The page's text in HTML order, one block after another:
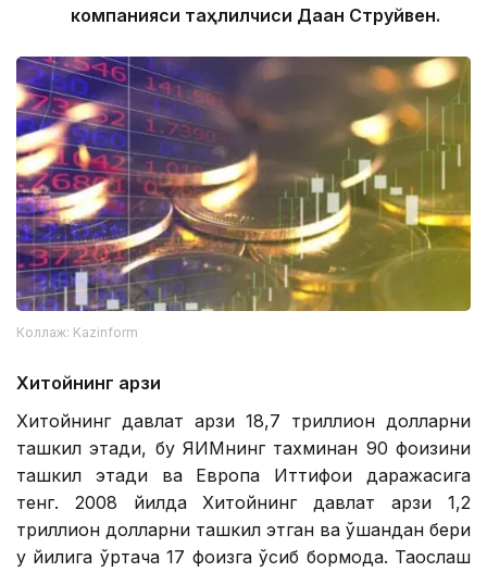
компанияси таҳлилчиси Даан Струйвен.
Коллаж: Kazinform
Хитойнинг қарзи
Хитойнинг давлат қарзи 18,7 триллион долларни
ташкил этади, бу ЯИМнинг тахминан 90 фоизини
ташкил этади ва Европа Иттифоқи даражасига
тенг. 2008 йилда Хитойнинг давлат қарзи 1,2
триллион долларни ташкил этган ва ўшандан бери
у йилига ўртача 17 фоизга ўсиб бормоқда. Таққослаш